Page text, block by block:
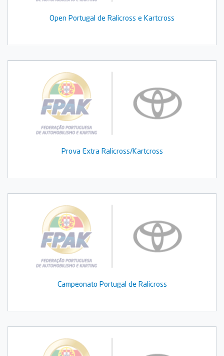
Open Portugal de Ralicross e Kartcross
Prova Extra Ralicross/Kartcross
Campeonato Portugal de Ralicross